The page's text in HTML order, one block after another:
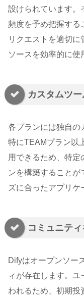
設けられています。
頻度を予め把握する
リクエストを適切に
ソースを効率的に使
カスタムツ
各プランには独自の
特にTEAMプラン以
用できるため、特定
ンを構築することが
ズに合ったアプリケ
コミュニテ
Difyはオープンソー
ィが存在します。
われるため、初期投